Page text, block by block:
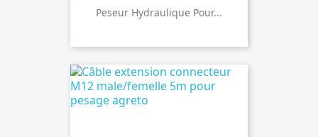
Peseur Hydraulique Pour...